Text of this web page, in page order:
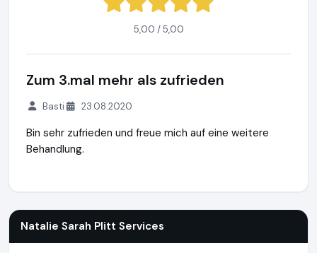
5,00 / 5,00
Zum 3.mal mehr als zufrieden
Basti 23.08.2020
Bin sehr zufrieden und freue mich auf eine weitere
Behandlung.
Natalie Sarah Plitt Services